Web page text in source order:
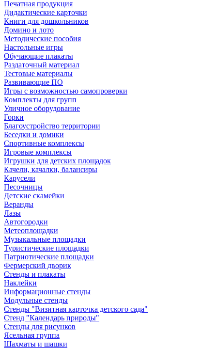
Печатная продукция
Дидактические карточки
Книги для дошкольников
Домино и лото
Методические пособия
Настольные игры
Обучающие плакаты
Раздаточный материал
Тестовые материалы
Развивающие ПО
Игры с возможностью самопроверки
Комплекты для групп
Уличное оборудование
Горки
Благоустройство территории
Беседки и домики
Спортивные комплексы
Игровые комплексы
Игрушки для детских площадок
Качели, качалки, балансиры
Карусели
Песочницы
Детские скамейки
Веранды
Лазы
Автогородки
Метеоплощадки
Музыкальные площадки
Туристические площадки
Патриотические площадки
Фермерский дворик
Стенды и плакаты
Наклейки
Информационные стенды
Модульные стенды
Стенды "Визитная карточка детского сада"
Стенд "Календарь природы"
Стенды для рисунков
Ясельная группа
Шахматы и шашки